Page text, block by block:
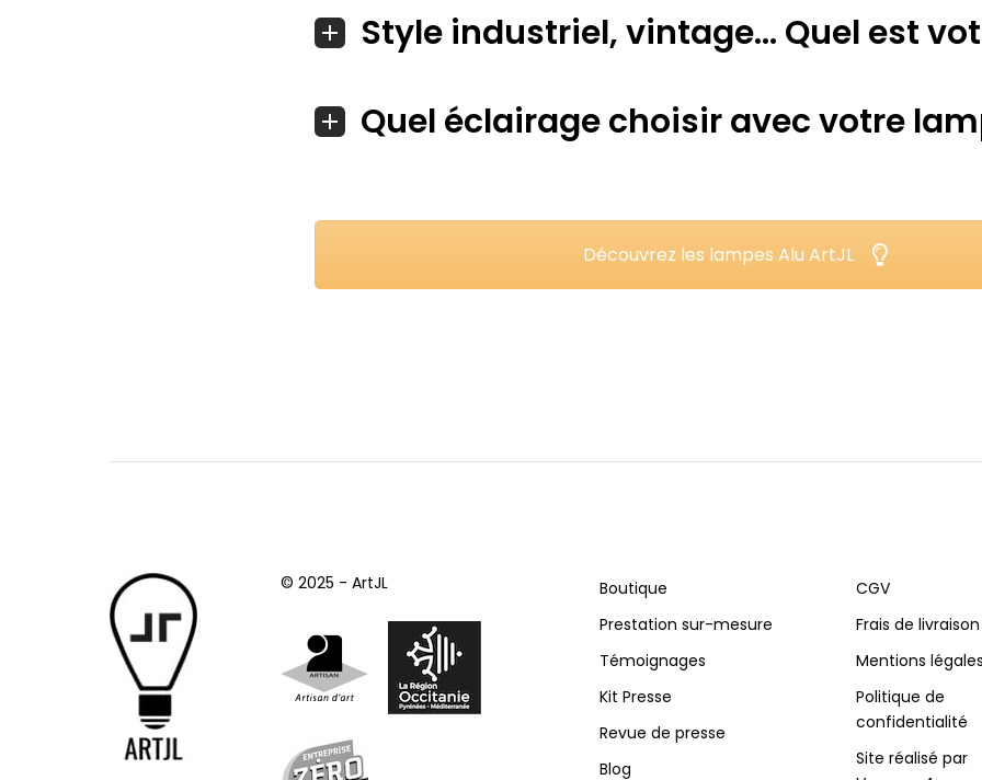
Style industriel, vintage... Quel est
Quel éclairage choisir avec votre
Découvrez les lampes Alu ArtJL
© 2025 - ArtJL
Boutique
Prestation sur-mesure
Témoignages
Kit Presse
Revue de presse
Blog
CGV
Frais de livraison
Mentions
Politique de
confidentialité
Site réalisé par